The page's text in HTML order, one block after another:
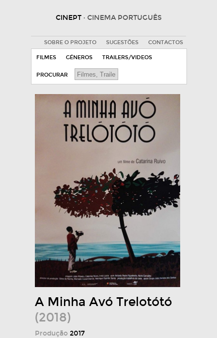
CINEPT · CINEMA PORTUGUÊS
SOBRE O PROJETO SUGESTÕES CONTACTOS
FILMES GÉNEROS TRAILERS/VIDEOS
PROCURAR
A Minha Avó Trelotótó
(2018)
Produção 2017